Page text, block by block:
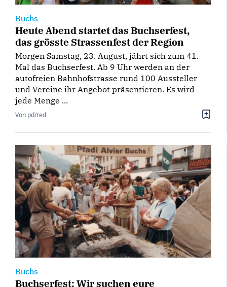
Buchs
Heute Abend startet das Buchserfest,
das grösste Strassenfest der Region
Morgen Samstag, 23. August, jährt sich zum 41.
Mal das Buchserfest. Ab 9 Uhr werden an der
autofreien Bahnhofstrasse rund 100 Aussteller
und Vereine ihr Angebot präsentieren. Es wird
jede Menge ...
Von pd/red
Buchs
Buchserfest: Wir suchen eure